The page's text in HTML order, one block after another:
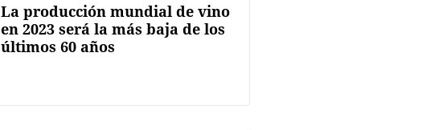
La producción mundial de vino
en 2023 será la más baja de los
últimos 60 años